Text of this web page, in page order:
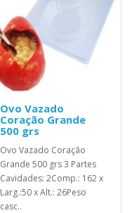
Ovo Vazado
Coração Grande
500 grs
Ovo Vazado Coração
Grande 500 grs 3 Partes
Cavidades: 2Comp.: 162 x
Larg.:50 x Alt.: 26Peso
casc..